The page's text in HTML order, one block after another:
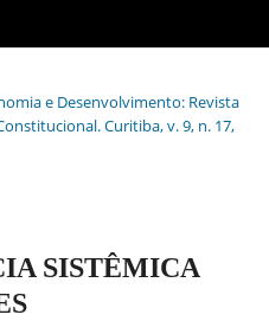
e Desenvolvimento: Revista
Curitiba, v. 9, n. 17,
SISTÊMICA